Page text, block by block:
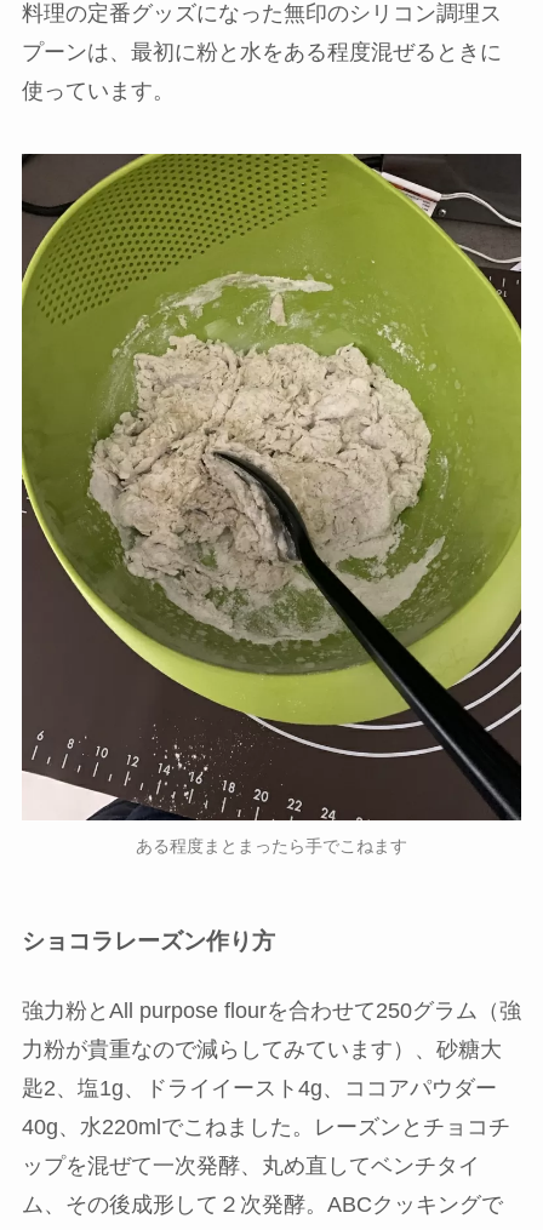
料理の定番グッズになった無印のシリコン調理ス
プーンは、最初に粉と水をある程度混ぜるときに
使っています。
ある程度まとまったら手でこねます
ショコラレーズン作り方
強力粉とAll purpose flourを合わせて250グラム（強
力粉が貴重なので減らしてみています）、砂糖大
匙2、塩1g、ドライイースト4g、ココアパウダー
40g、水220mlでこねました。レーズンとチョコチ
ップを混ぜて一次発酵、丸め直してベンチタイ
ム、その後成形して２次発酵。ABCクッキングで